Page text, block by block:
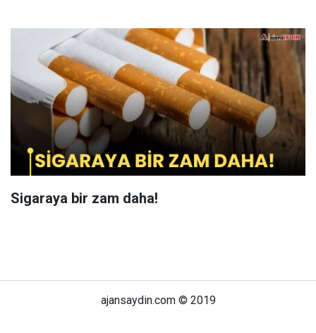
Sigaraya bir zam daha!
ajansaydin.com © 2019